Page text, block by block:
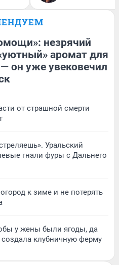
незрячий
аромат для
он уже увековечил
от страшной смерти
Уральский
гнали фуры с Дальнего
к зиме и не потерять
у жены были ягоды, да
клубничную ферму